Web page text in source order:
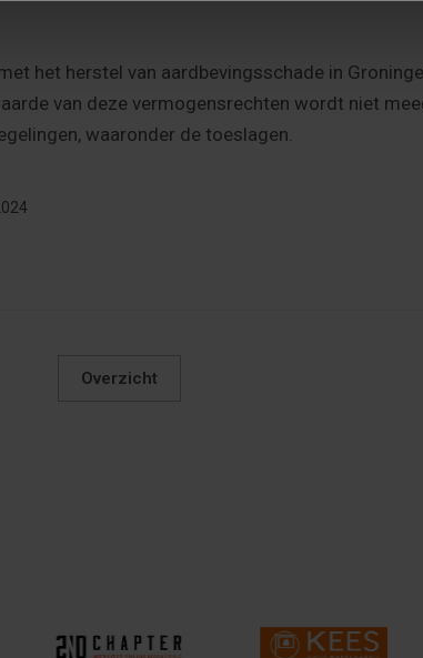
het herstel van aardbevingsschade in
van deze vermogensrechten wordt niet
waaronder de toeslagen.
Overzicht